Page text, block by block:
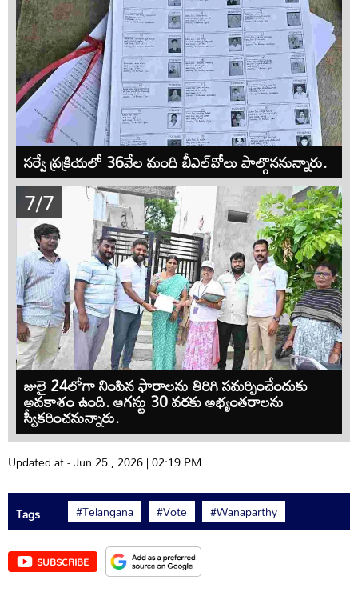
సర్వే ప్రక్రియలో 36వేల మంది బీఎల్‌వోలు పాల్గొననున్నారు.
7/7
జులై 24లోగా నింపిన ఫారాలను తిరిగి సమర్పించేందుకు
అవకాశం ఉంది. ఆగస్టు 30 వరకు అభ్యంతరాలను
స్వీకరించనున్నారు.
Updated at - Jun 25 , 2026 | 02:19 PM
Tags #Telangana #Vote #Wanaparthy
SUBSCRIBE